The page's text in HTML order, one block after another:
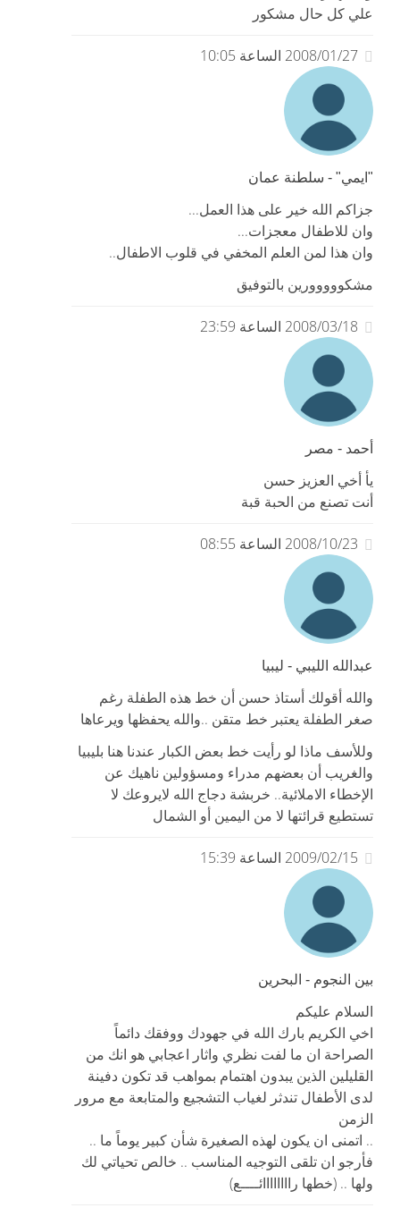
علي كل حال مشكور
2008/01/27 الساعة 10:05
"ايمي" - سلطنة عمان
جزاكم الله خير على هذا العمل...
وان للاطفال معجزات...
وان هذا لمن العلم المخفي في قلوب الاطفال..
مشكووووورين بالتوفيق
2008/03/18 الساعة 23:59
أحمد - مصر
يأ أخي العزيز حسن
أنت تصنع من الحبة قبة
2008/10/23 الساعة 08:55
عبدالله الليبي - ليبيا
والله أقولك أستاذ حسن أن خط هذه الطفلة رغم
صغر الطفلة يعتبر خط متقن ..والله يحفظها ويرعاها
وللأسف ماذا لو رأيت خط بعض الكبار عندنا هنا بليبيا
والغريب أن بعضهم مدراء ومسؤولين ناهيك عن
الإخطاء الاملائية.. خربشة دجاج الله لايروعك لا
تستطيع قرائتها لا من اليمين أو الشمال
2009/02/15 الساعة 15:39
بين النجوم - البحرين
السلام عليكم
اخي الكريم بارك الله في جهودك ووفقك دائماً
الصراحة ان ما لفت نظري واثار اعجابي هو انك من
القليلين الذين يبدون اهتمام بمواهب قد تكون دفينة
لدى الأطفال تندثر لغياب التشجيع والمتابعة مع مرور
الزمن
.. اتمنى ان يكون لهذه الصغيرة شأن كبير يوماً ما ..
فأرجو ان تلقى التوجيه المناسب .. خالص تحياتي لك
ولها .. (خطها راااااااائــــع)